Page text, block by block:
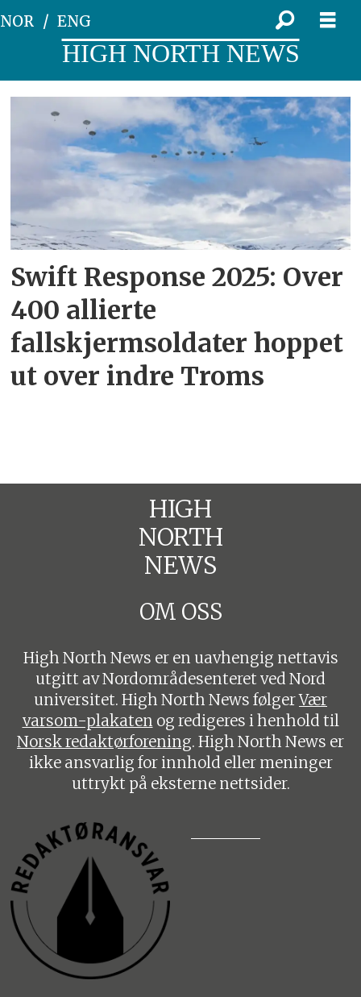
NOR ENG
HIGH NORTH NEWS
Tag:
fallskjermhopp
Swift Response 2025: Over
400 allierte
fallskjermsoldater hoppet
ut over indre Troms
HIGH
NORTH
NEWS
OM OSS
High North News er en uavhengig nettavis
utgitt av Nordområdesenteret ved Nord
universitet. High North News følgerVær
varsom-plakaten og redigeres i henhold til
Norsk redaktørforening. High North News er
ikke ansvarlig for innhold eller meninger
uttrykt på eksterne nettsider.